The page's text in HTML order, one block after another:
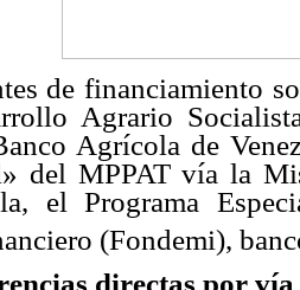
de financiamiento
Agrario
Agrícola de
del MPPAT vía la
el Programa
(Fondemi),